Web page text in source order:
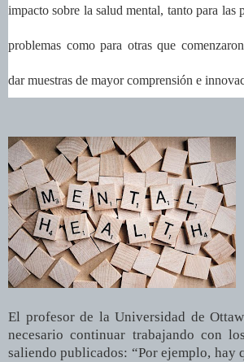
impacto sobre la salud mental, tanto para las
problemas como para otras que
dar muestras de mayor comprensión e
El profesor de la Universidad de
necesario continuar trabajando con
saliendo publicados: “Por ejemplo, hay